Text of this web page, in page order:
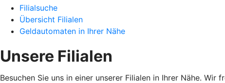
Filialsuche
Übersicht Filialen
Geldautomaten in Ihrer Nähe
Unsere Filialen
Besuchen Sie uns in einer unserer Filialen in Ihrer Nähe. Wir